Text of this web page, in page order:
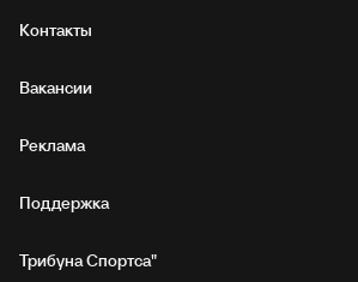
Контакты
Вакансии
Реклама
Поддержка
Трибуна Спортса"